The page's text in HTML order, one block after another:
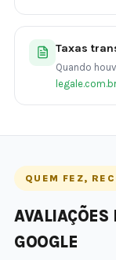
Taxas
Quando
QUEM FEZ,
AVALIAÇÕES
GOOGLE